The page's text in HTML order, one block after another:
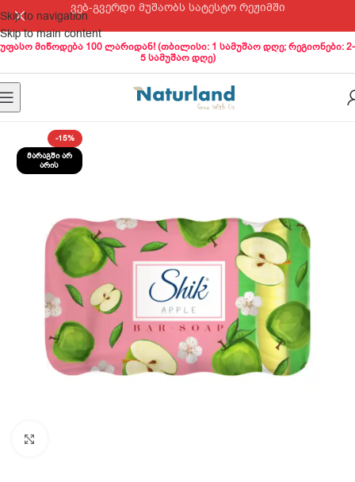
Skip to navigation
Skip to main content
ვებ-გვერდი მუშაობს სატესტო რეჟიმში
უფასო მიწოდება 100 ლარიდან! (თბილისი: 1 სამუშაო დღე; რეგიონები: 2-
5 სამუშაო დღე)
-15%
ᲛᲐᲠᲐᲒᲨᲘ ᲐᲠ
ᲐᲠᲘᲡ